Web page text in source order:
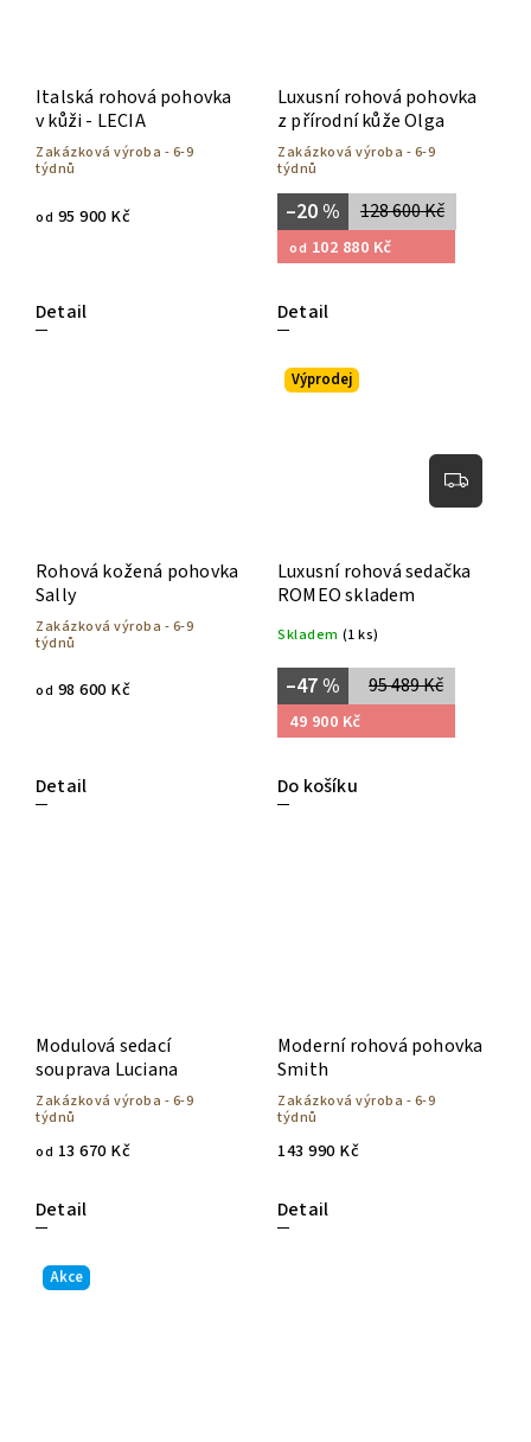
Italská rohová pohovka
v kůži - LECIA
Zakázková výroba - 6-9
týdnů
od 95 900 Kč
Detail
Luxusní rohová pohovka
z přírodní kůže Olga
Zakázková výroba - 6-9
týdnů
128 600 Kč
–20 %
od 102 880 Kč
Detail
Rohová kožená pohovka
Sally
Zakázková výroba - 6-9
týdnů
od 98 600 Kč
Detail
Výprodej
Luxusní rohová sedačka
ROMEO skladem
Skladem (1 ks)
95 489 Kč
–47 %
49 900 Kč
Do košíku
Modulová sedací
souprava Luciana
Zakázková výroba - 6-9
týdnů
od 13 670 Kč
Detail
Moderní rohová pohovka
Smith
Zakázková výroba - 6-9
týdnů
143 990 Kč
Detail
Akce